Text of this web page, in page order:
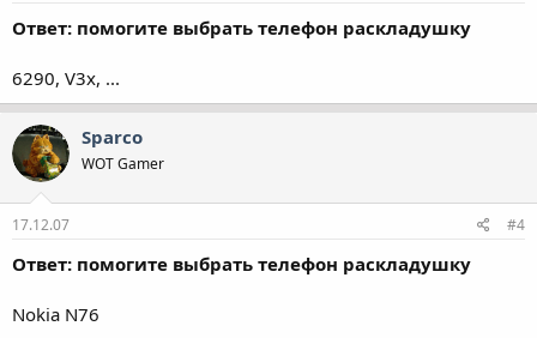
Ответ: помогите выбрать телефон раскладушку
6290, V3x, ...
Sparco
WOT Gamer
17.12.07 #4
Ответ: помогите выбрать телефон раскладушку
Nokia N76